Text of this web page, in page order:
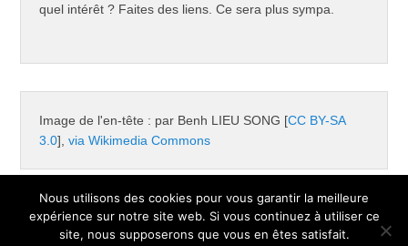
quel intérêt ? Faites des liens. Ce sera plus sympa.
Image de l'en-tête : par Benh LIEU SONG [CC BY-SA
3.0],via Wikimedia Commons
Copyright © 2026 Pontt Tous droits réservés.
Nous utilisons des cookies pour vous garantir la meilleure
expérience sur notre site web. Si vous continuez à utiliser ce
site, nous supposerons que vous en êtes satisfait.